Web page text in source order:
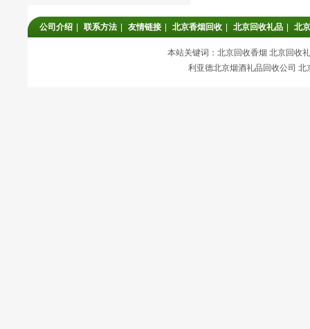
公司介绍 联系方法 友情链接 北京香烟回收 北京回收礼品 北
本站关键词：北京回收香烟 北京回收
利亚德北京烟酒礼品回收公司